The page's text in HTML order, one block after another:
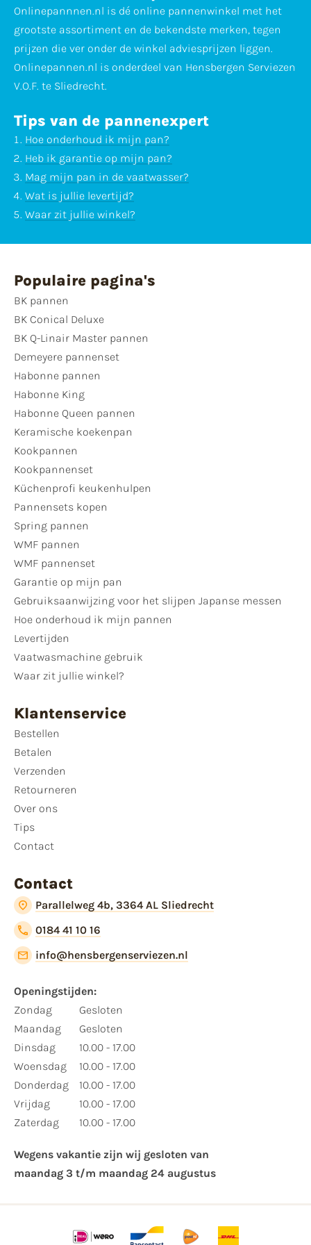
Onlinepannnen.nl is dé online pannenwinkel met het
grootste assortiment en de bekendste merken, tegen
prijzen die ver onder de winkel adviesprijzen liggen.
Onlinepannen.nl is onderdeel van Hensbergen Serviezen
V.O.F. te Sliedrecht.
Tips van de pannenexpert
Hoe onderhoud ik mijn pan?
Heb ik garantie op mijn pan?
Mag mijn pan in de vaatwasser?
Wat is jullie levertijd?
Waar zit jullie winkel?
Populaire pagina's
BK pannen
BK Conical Deluxe
BK Q-Linair Master pannen
Demeyere pannenset
Habonne pannen
Habonne King
Habonne Queen pannen
Keramische koekenpan
Kookpannen
Kookpannenset
Küchenprofi keukenhulpen
Pannensets kopen
Spring pannen
WMF pannen
WMF pannenset
Garantie op mijn pan
Gebruiksaanwijzing voor het slijpen Japanse messen
Hoe onderhoud ik mijn pannen
Levertijden
Vaatwasmachine gebruik
Waar zit jullie winkel?
Klantenservice
Bestellen
Betalen
Verzenden
Retourneren
Over ons
Tips
Contact
Contact
Parallelweg 4b, 3364 AL Sliedrecht
0184 41 10 16
info@hensbergenserviezen.nl
Openingstijden:​
​Zondag
Maandag
Dinsdag
Woensdag
Donderdag
Vrijdag
Zaterdag
Gesloten
Gesloten
10.00 - 17.00
10.00 - 17.00
10.00 - 17.00
10.00 - 17.00
10.00 - 17.00
Wegens vakantie zijn wij gesloten van ​
maandag 3 t/m maandag 24 augustus